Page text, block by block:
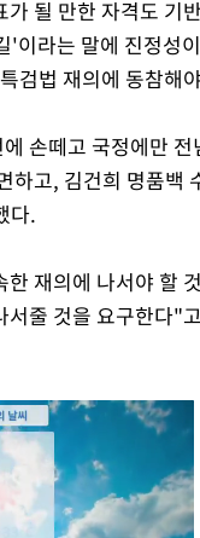
될 만한 자격도 기
라는 말에 진정성
검법 재의에 동참해
손떼고 국정에만
고, 김건희 명품백
다.
재의에 나서야 할
서줄 것을 요구한다"